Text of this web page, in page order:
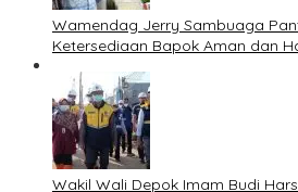
Wamendag Jerry Sambuaga
Ketersediaan Bapok Aman dan
Wakil Wali Depok Imam Budi